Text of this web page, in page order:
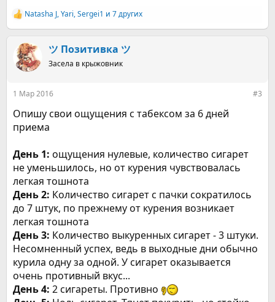
Р
е
ц
и
Natasha J,Yari,Sergei1 и 7 других
ツ Позитивка ツ
Засела в крыжовник
1 Мар 2016 #3
Опишу свои ощущения с табексом за 6 дней
приема
День 1: ощущения нулевые, количество сигарет
не уменьшилось, но от курения чувствовалась
легкая тошнота
День 2: Количество сигарет с пачки сократилось
до 7 штук, по прежнему от курения возникает
легкая тошнота
День 3: Количество выкуренных сигарет - 3 штуки.
Несомненный успех, ведь в выходные дни обычно
курила одну за одной. У сигарет оказывается
очень противный вкус...
День 4: 2 сигареты. Противно